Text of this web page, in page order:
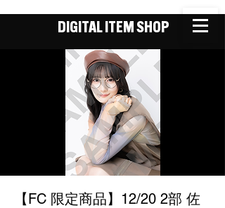
DIGITAL ITEM SHOP
【FC 限定商品】12/20 2部 佐